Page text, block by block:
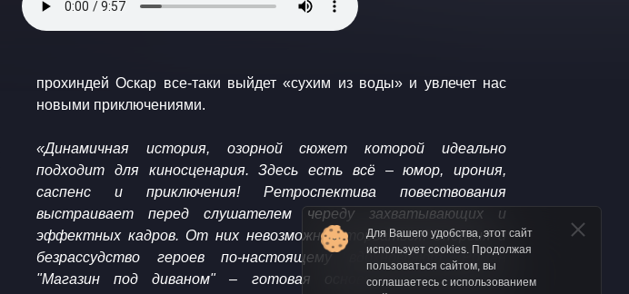
прохиндей Оскар все-таки выйдет «сухим из воды» и увлечет нас
новыми приключениями.
«Динамичная история, озорной сюжет которой идеально
подходит для киносценария. Здесь есть всё – юмор, ирония,
саспенс и приключения! Ретроспектива повествования
выстраивает перед слушателем череду захватывающих и
эффектных кадров. От них невозможно оторваться! Энергия и
безрассудство героев по-настоящему вдохновляют. Роман
"Магазин под диваном" – готовая основа для зрелищного
Для Вашего удобства, этот сайт
использует cookies. Продолжая
пользоваться сайтом, вы
соглашаетесь с использованием